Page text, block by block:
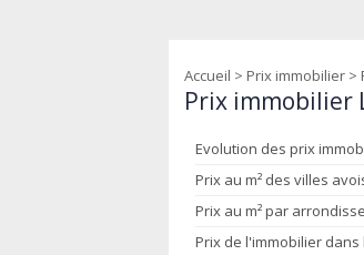
Accueil > Prix immobilier >
Prix immobilier
Evolution des prix
Prix au m² des villes
Prix au m² par
Prix de l'immobilier